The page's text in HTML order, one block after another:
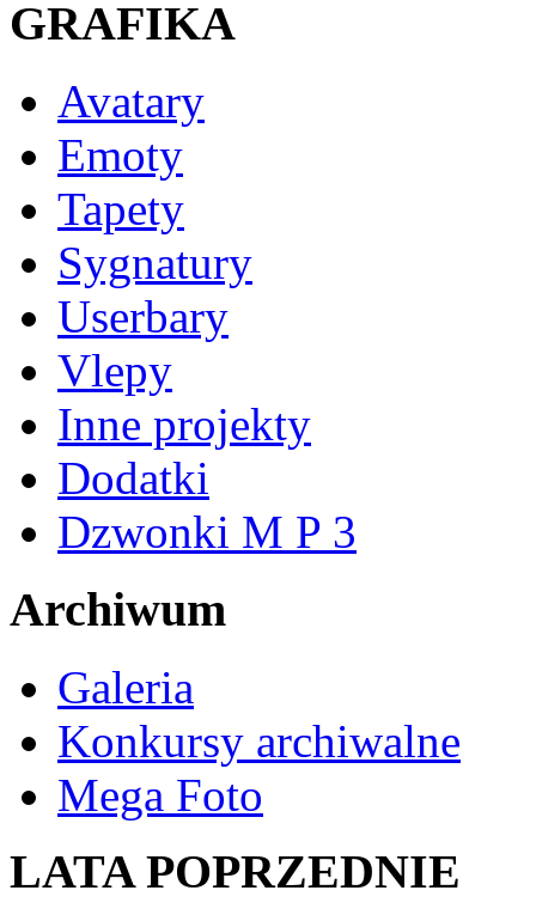
GRAFIKA
Avatary
Emoty
Tapety
Sygnatury
Userbary
Vlepy
Inne projekty
Dodatki
Dzwonki M P 3
Archiwum
Galeria
Konkursy archiwalne
Mega Foto
LATA POPRZEDNIE